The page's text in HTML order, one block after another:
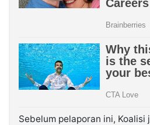
Sebelum pelaporan ini, Koalisi